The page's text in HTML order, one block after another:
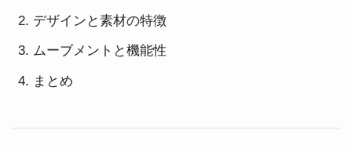
デザインと素材の特徴
ムーブメントと機能性
まとめ